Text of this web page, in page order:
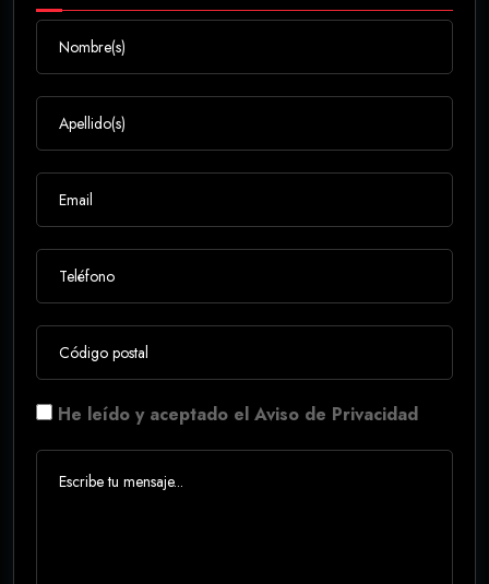
He leído y aceptado el Aviso de Privacidad